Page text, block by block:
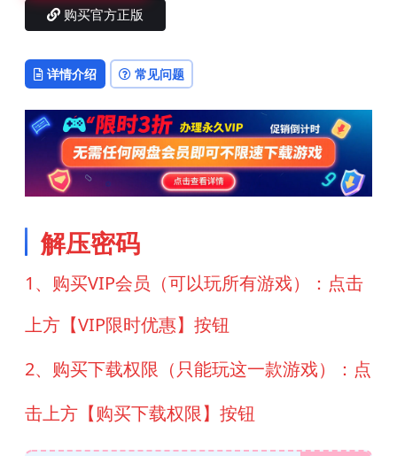
购买官方正版
详情介绍 常见问题
解压密码
1、购买VIP会员（可以玩所有游戏）：点击
上方【VIP限时优惠】按钮
2、购买下载权限（只能玩这一款游戏）：点
击上方【购买下载权限】按钮